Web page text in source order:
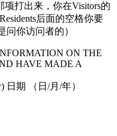
项打出来，你在Visitors的
后面的空格你要
问你访问者的）
ON THE
HAVE MADE A
日期 （日/月/年）